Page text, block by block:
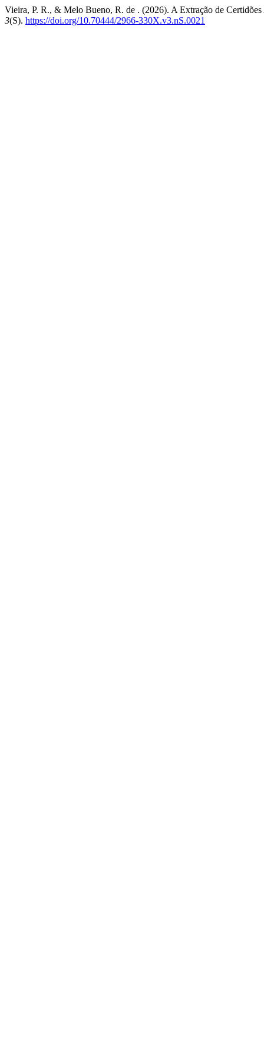
Vieira, P. R., & Melo Bueno, R. de . (2026). A Extração de
3(S). https://doi.org/10.70444/2966-330X.v3.nS.0021